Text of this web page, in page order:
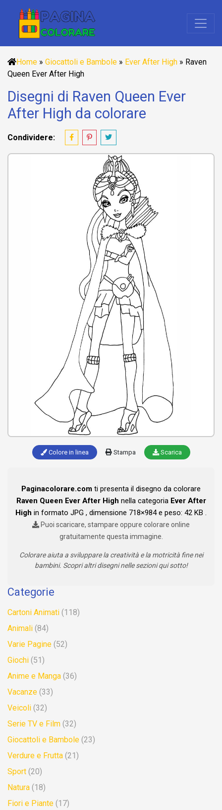
Home » Giocattoli e Bambole » Ever After High » Raven
Queen Ever After High
Disegni di Raven Queen Ever
After High da colorare
Condividere:
Colore in linea Stampa Scarica
Paginacolorare.com ti presenta il disegno da colorare
Raven Queen Ever After High nella categoria Ever After
High in formato JPG , dimensione 718×984 e peso: 42 KB .
Puoi scaricare, stampare oppure colorare online
gratuitamente questa immagine.
Colorare aiuta a sviluppare la creatività e la motricità fine nei
bambini. Scopri altri disegni nelle sezioni qui sotto!
Categorie
Cartoni Animati (118)
Animali (84)
Varie Pagine (52)
Giochi (51)
Anime e Manga (36)
Vacanze (33)
Veicoli (32)
Serie TV e Film (32)
Giocattoli e Bambole (23)
Verdure e Frutta (21)
Sport (20)
Natura (18)
Fiori e Piante (17)